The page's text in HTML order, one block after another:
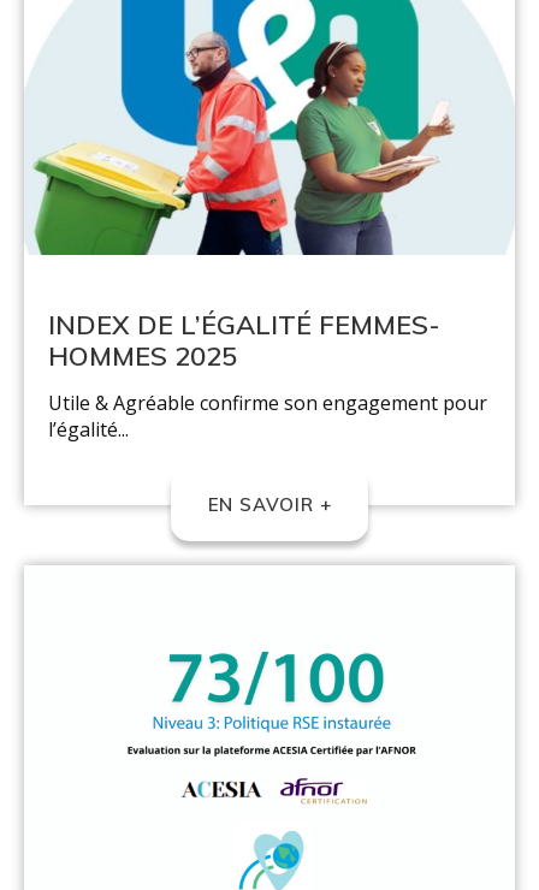
INDEX DE L’ÉGALITÉ FEMMES-
HOMMES 2025
Utile & Agréable confirme son engagement pour
l’égalité...
EN SAVOIR +